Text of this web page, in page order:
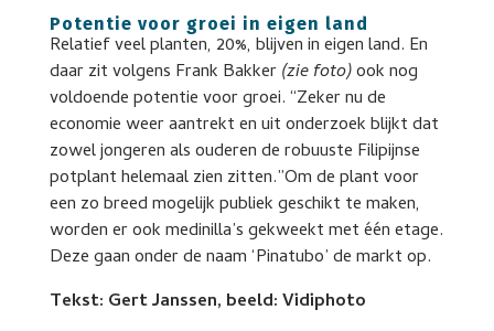
Potentie voor groei in eigen land
Relatief veel planten, 20%, blijven in eigen land. En
daar zit volgens Frank Bakker(zie foto)ook nog
voldoende potentie voor groei. “Zeker nu de
economie weer aantrekt en uit onderzoek blijkt dat
zowel jongeren als ouderen de robuuste Filipijnse
potplant helemaal zien zitten.”Om de plant voor
een zo breed mogelijk publiek geschikt te maken,
worden er ook medinilla’s gekweekt met één etage.
Deze gaan onder de naam ‘Pinatubo’ de markt op.
Tekst: Gert Janssen, beeld: Vidiphoto